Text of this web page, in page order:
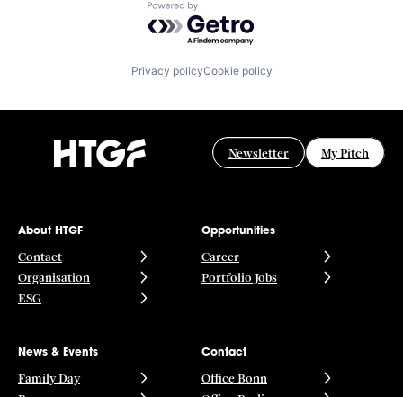
Powered by Getro.com
Privacy policyCookie policy
Newsletter My Pitch
About HTGF
Contact
Organisation
ESG
Opportunities
Career
Portfolio Jobs
News & Events
Family Day
Contact
Office Bonn